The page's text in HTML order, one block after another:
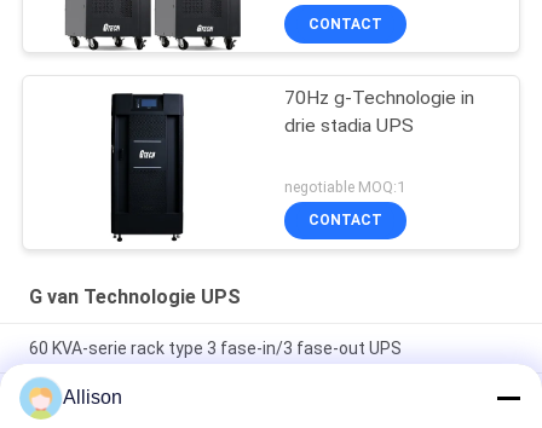
CONTACT
70Hz g-Technologie in
drie stadia UPS
negotiable MOQ:1
CONTACT
G van Technologie UPS
60 KVA-serie rack type 3 fase-in/3 fase-out UPS
Compacte Industriële UPS-voeding met Modulair Ontwerp en
Schaalbare Capaciteit, Geschikt voor Zware Industriële
Allison